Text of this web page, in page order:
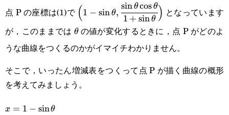
点 P の座標は(1)で \Big(1-
(1 − sinθ,
1 + sinθ
sinθ cosθ) となっています
が，このままでは \theta
θの値が変化するときに，点 P がどのよ
うな曲線をつくるのかがイマイチわかりません。
そこで，いったん増減表をつくって点 P が描く曲線の概形
を考えてみましょう。
x=1-
x = 1 − sinθ